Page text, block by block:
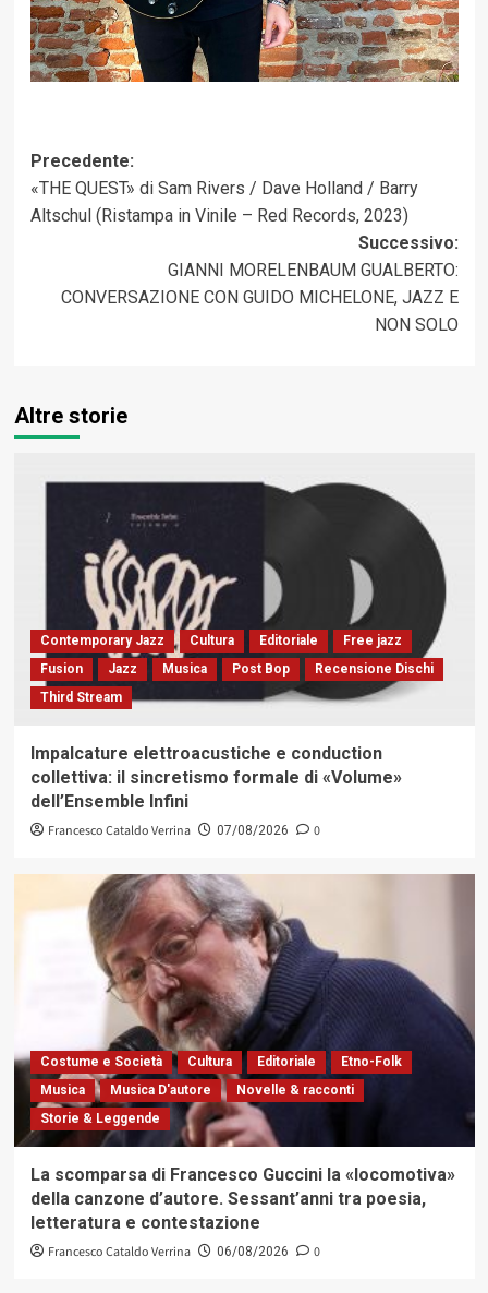
Navigazione
articolo
Precedente:
«THE QUEST» di Sam Rivers / Dave Holland / Barry
Altschul (Ristampa in Vinile – Red Records, 2023)
Successivo:
GIANNI MORELENBAUM GUALBERTO:
CONVERSAZIONE CON GUIDO MICHELONE, JAZZ E
NON SOLO
Altre storie
Contemporary Jazz Cultura Editoriale
Free jazz
Fusion
Jazz Musica Post Bop
Recensione Dischi
Third Stream
Impalcature elettroacustiche e conduction
collettiva: il sincretismo formale di «Volume»
dell’Ensemble Infini
Francesco Cataldo Verrina 07/08/2026 0
Costume e Società Cultura Editoriale
Etno-Folk
Musica
Musica D'autore
Novelle & racconti
Storie & Leggende
La scomparsa di Francesco Guccini la «locomotiva»
della canzone d’autore. Sessant’anni tra poesia,
letteratura e contestazione
Francesco Cataldo Verrina 06/08/2026 0